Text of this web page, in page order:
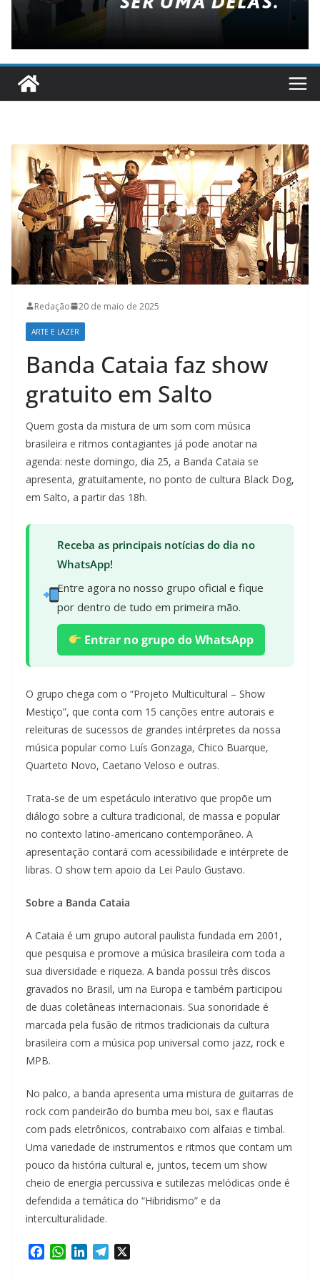
Redação 20 de maio de 2025
ARTE E LAZER
Banda Cataia faz show
gratuito em Salto
Quem gosta da mistura de um som com música
brasileira e ritmos contagiantes já pode anotar na
agenda: neste domingo, dia 25, a Banda Cataia se
apresenta, gratuitamente, no ponto de cultura Black Dog,
em Salto, a partir das 18h.
Receba as principais notícias do dia no
WhatsApp!
Entre agora no nosso grupo oficial e fique
por dentro de tudo em primeira mão.
Entrar no grupo do WhatsApp
O grupo chega com o “Projeto Multicultural – Show
Mestiço”, que conta com 15 canções entre autorais e
releituras de sucessos de grandes intérpretes da nossa
música popular como Luís Gonzaga, Chico Buarque,
Quarteto Novo, Caetano Veloso e outras.
Trata-se de um espetáculo interativo que propõe um
diálogo sobre a cultura tradicional, de massa e popular
no contexto latino-americano contemporâneo. A
apresentação contará com acessibilidade e intérprete de
libras. O show tem apoio da Lei Paulo Gustavo.
Sobre a Banda Cataia
A Cataia é um grupo autoral paulista fundada em 2001,
que pesquisa e promove a música brasileira com toda a
sua diversidade e riqueza. A banda possui três discos
gravados no Brasil, um na Europa e também participou
de duas coletâneas internacionais. Sua sonoridade é
marcada pela fusão de ritmos tradicionais da cultura
brasileira com a música pop universal como jazz, rock e
MPB.
No palco, a banda apresenta uma mistura de guitarras de
rock com pandeirão do bumba meu boi, sax e flautas
com pads eletrônicos, contrabaixo com alfaias e timbal.
Uma variedade de instrumentos e ritmos que contam um
pouco da história cultural e, juntos, tecem um show
cheio de energia percussiva e sutilezas melódicas onde é
defendida a temática do “Hibridismo” e da
interculturalidade.
W